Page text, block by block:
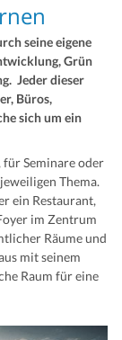
seine eigene
Grün
Jeder dieser
Büros,
sich um ein
Seminare oder
Thema.
ein Restaurant,
im Zentrum
Räume und
mit seinem
Raum für eine